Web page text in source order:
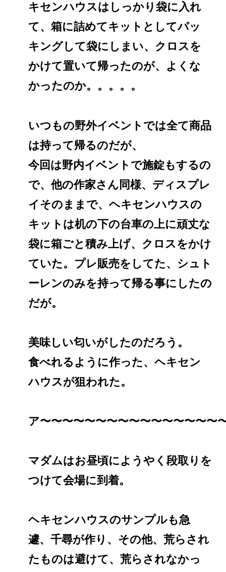
キセンハウスはしっかり袋に入れ
て、箱に詰めてキットとしてパッ
キングして袋にしまい、クロスを
かけて置いて帰ったのが、よくな
かったのか。。。。。
いつもの野外イベントでは全て商品
は持って帰るのだが、
今回は野内イベントで施錠もするの
で、他の作家さん同様、ディスプレ
イそのままで、ヘキセンハウスの
キットは机の下の台車の上に頑丈な
袋に箱ごと積み上げ、クロスをかけ
ていた。プレ販売をしてた、シュト
ーレンのみを持って帰る事にしたの
だが。
美味しい匂いがしたのだろう。
食べれるように作った、ヘキセン
ハウスが狙われた。
ア〜〜〜〜〜〜〜〜〜〜〜〜〜〜〜〜
マダムはお昼頃にようやく段取りを
つけて会場に到着。
ヘキセンハウスのサンプルも急
遽、千尋が作り、その他、荒らされ
たものは避けて、荒らされなかっ